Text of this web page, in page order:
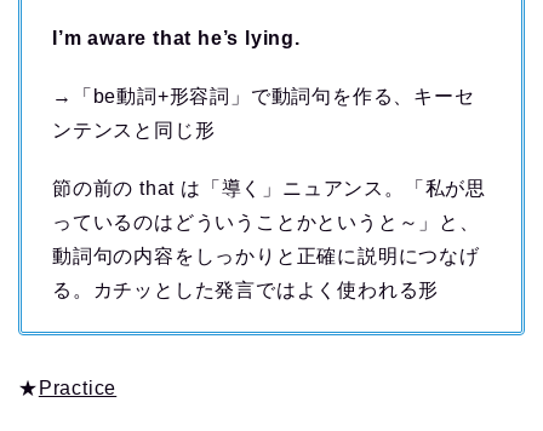
I’m aware that he’s lying.
→「be動詞+形容詞」で動詞句を作る、キーセ
ンテンスと同じ形
節の前の that は「導く」ニュアンス。「私が思
っているのはどういうことかというと～」と、
動詞句の内容をしっかりと正確に説明につなげ
る。カチッとした発言ではよく使われる形
★ Practice